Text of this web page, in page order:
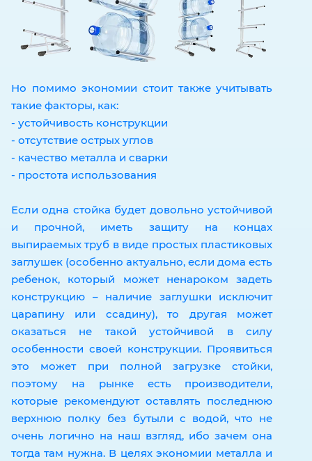
Но помимо экономии стоит также учитывать
такие факторы, как:
- устойчивость конструкции
- отсутствие острых углов
- качество металла и сварки
- простота использования
Если одна стойка будет довольно устойчивой
и прочной, иметь защиту на концах
выпираемых труб в виде простых пластиковых
заглушек (особенно актуально, если дома есть
ребенок, который может ненароком задеть
конструкцию – наличие заглушки исключит
царапину или ссадину), то другая может
оказаться не такой устойчивой в силу
особенности своей конструкции. Проявиться
это может при полной загрузке стойки,
поэтому на рынке есть производители,
которые рекомендуют оставлять последнюю
верхнюю полку без бутыли с водой, что не
очень логично на наш взгляд, ибо зачем она
тогда там нужна. В целях экономии металла и